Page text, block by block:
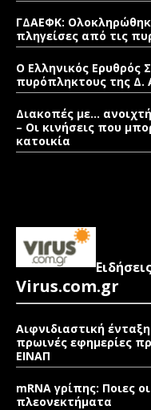
ΓΔΑΕΦΚ:
πληγείσες από τις
Ο Ελληνικός Ερυθρός
πυρόπληκτους της Δ.
Διακοπές με…
– Οι κινήσεις που
κατοικία
Virus.com.gr
Αιφνιδιαστική
πρωινές εφημερίες
ΕΙΝΑΠ
mRNA γρίπης: Ποιες
πλεονεκτήματα